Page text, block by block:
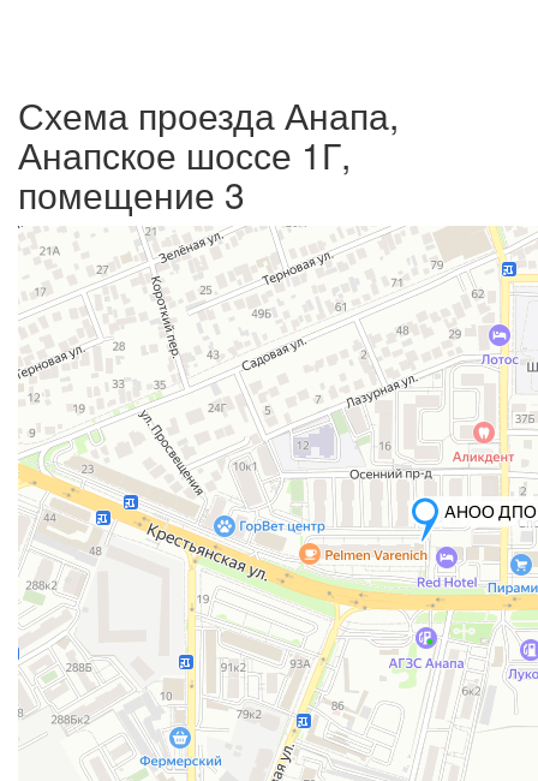
Схема проезда Анапа,
Анапское шоссе 1Г,
помещение 3